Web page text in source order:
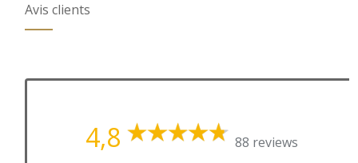
Avis clients
4,8 88 reviews